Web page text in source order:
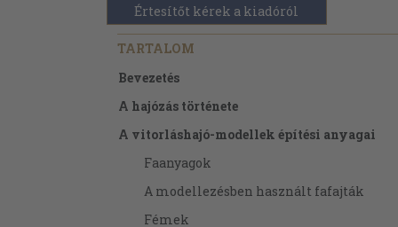
Értesítőt kérek a kiadóról
TARTALOM
Bevezetés
A hajózás története
A vitorláshajó-modellek építési anyagai
Faanyagok
A modellezésben használt fafajták
Fémek